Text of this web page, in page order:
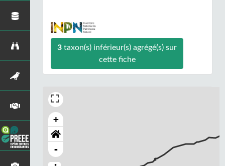
3taxon(s) inférieur(s) agrégé(s) sur
cette fiche
+
-